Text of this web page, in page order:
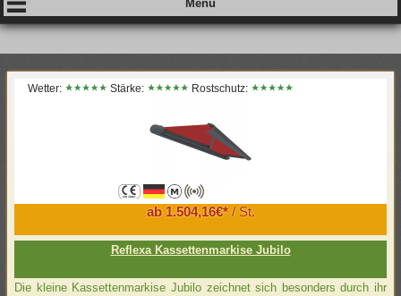
Wetter: Stärke: Rostschutz:
ab 1.504,16€*/ St.
Reflexa Kassettenmarkise Jubilo
Die kleine Kassettenmarkise Jubilo zeichnet sich besonders durch ihr